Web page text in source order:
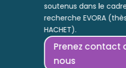
soutenus dans le
recherche EVORA
HACHET).
Prenez contact
nous